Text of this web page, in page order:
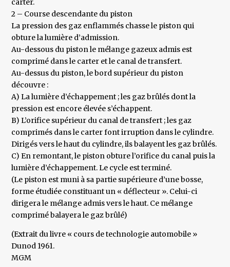
carter.
2 – Course descendante du piston
La pression des gaz enflammés chasse le piston qui
obture la lumière d’admission.
Au-dessous du piston le mélange gazeux admis est
comprimé dans le carter et le canal de transfert.
Au-dessus du piston, le bord supérieur du piston
découvre :
A) La lumière d’échappement ; les gaz brûlés dont la
pression est encore élevée s’échappent.
B) L’orifice supérieur du canal de transfert ; les gaz
comprimés dans le carter font irruption dans le cylindre.
Dirigés vers le haut du cylindre, ils balayent les gaz brûlés.
C) En remontant, le piston obture l’orifice du canal puis la
lumière d’échappement. Le cycle est terminé.
(Le piston est muni à sa partie supérieure d’une bosse,
forme étudiée constituant un « déflecteur ». Celui-ci
dirigera le mélange admis vers le haut. Ce mélange
comprimé balayera le gaz brûlé)
(Extrait du livre « cours de technologie automobile »
Dunod 1961.
MGM